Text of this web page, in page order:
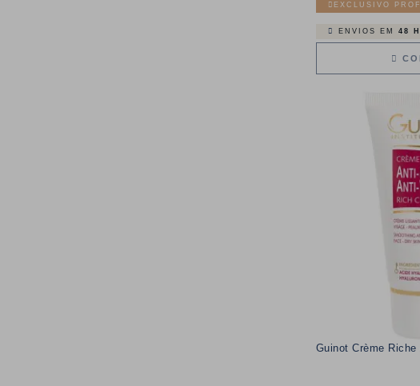
EXCLUSIVO
ENVIOS EM 48
Guinot Crème Riche